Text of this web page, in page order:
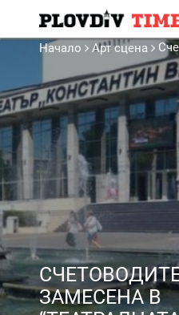
Начало Арт сцена
ЗАМЕСЕНА В